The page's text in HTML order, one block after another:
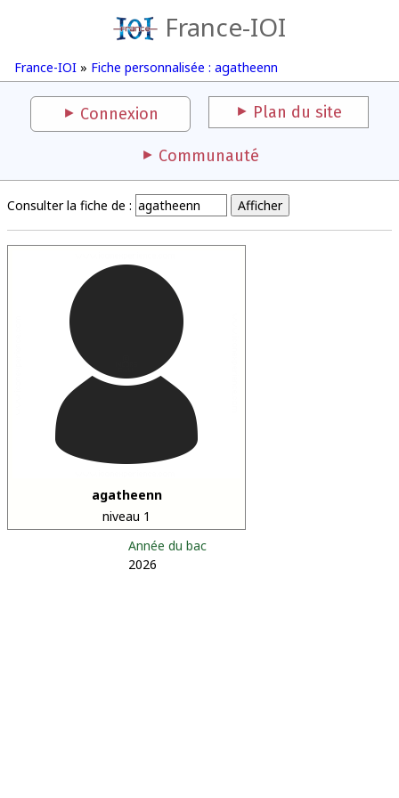
France-IOI
France-IOI » Fiche personnalisée : agatheenn
Connexion Plan du site
Communauté
Consulter la fiche de :
agatheenn
niveau 1
Année du bac
2026